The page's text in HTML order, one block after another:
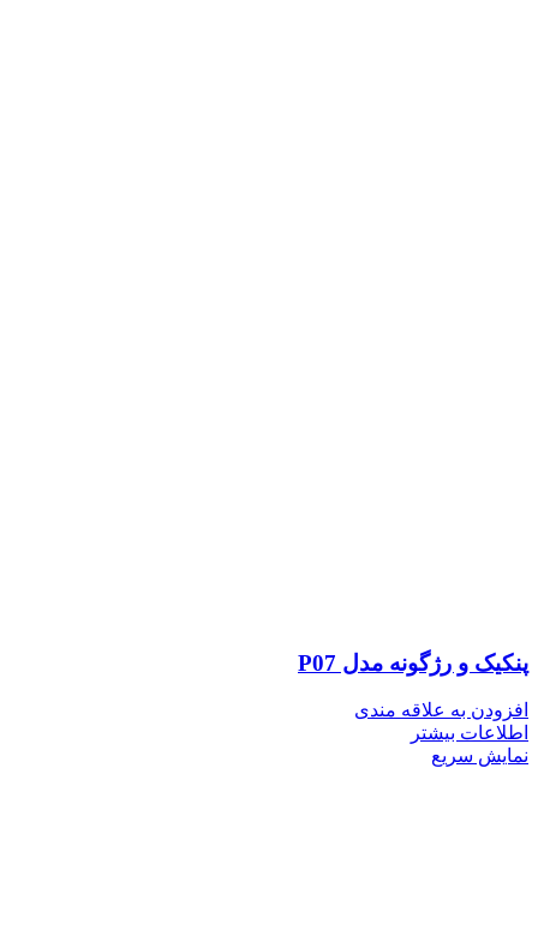
پنکیک و رژگونه مدل P07
افزودن به علاقه مندی
اطلاعات بیشتر
نمایش سریع